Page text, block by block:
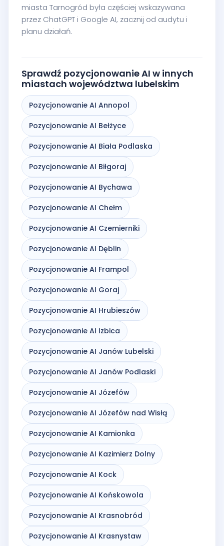
miasta Tarnogród była częściej wskazywana
przez ChatGPT i Google AI, zacznij od audytu i
planu działań.
Sprawdź pozycjonowanie AI w innych
miastach województwa lubelskim
Pozycjonowanie AI Annopol
Pozycjonowanie AI Bełżyce
Pozycjonowanie AI Biała Podlaska
Pozycjonowanie AI Biłgoraj
Pozycjonowanie AI Bychawa
Pozycjonowanie AI Chełm
Pozycjonowanie AI Czemierniki
Pozycjonowanie AI Dęblin
Pozycjonowanie AI Frampol
Pozycjonowanie AI Goraj
Pozycjonowanie AI Hrubieszów
Pozycjonowanie AI Izbica
Pozycjonowanie AI Janów Lubelski
Pozycjonowanie AI Janów Podlaski
Pozycjonowanie AI Józefów
Pozycjonowanie AI Józefów nad Wisłą
Pozycjonowanie AI Kamionka
Pozycjonowanie AI Kazimierz Dolny
Pozycjonowanie AI Kock
Pozycjonowanie AI Końskowola
Pozycjonowanie AI Krasnobród
Pozycjonowanie AI Krasnystaw